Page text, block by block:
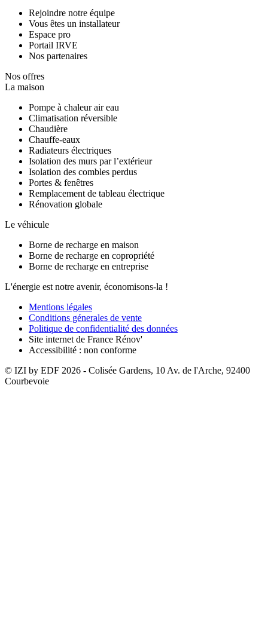
Rejoindre notre équipe
Vous êtes un installateur
Espace pro
Portail IRVE
Nos partenaires
Nos offres
La maison
Pompe à chaleur air eau
Climatisation réversible
Chaudière
Chauffe-eaux
Radiateurs électriques
Isolation des murs par l’extérieur
Isolation des combles perdus
Portes & fenêtres
Remplacement de tableau électrique
Rénovation globale
Le véhicule
Borne de recharge en maison
Borne de recharge en copropriété
Borne de recharge en entreprise
L'énergie est notre avenir, économisons-la !
Mentions légales
Conditions génerales de vente
Politique de confidentialité des données
Site internet de France Rénov'
Accessibilité : non conforme
© IZI by EDF 2026 - Colisée Gardens, 10 Av. de l'Arche, 92400
Courbevoie